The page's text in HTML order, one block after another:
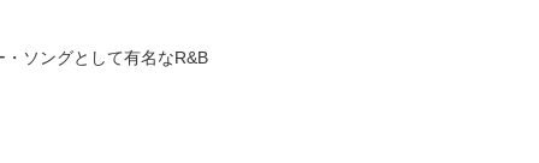
ソングとして有名なR&B